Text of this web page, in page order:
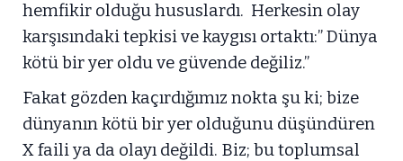
hemfikir olduğu hususlardı. Herkesin olay
karşısındaki tepkisi ve kaygısı ortaktı:” Dünya
kötü bir yer oldu ve güvende değiliz.”
Fakat gözden kaçırdığımız nokta şu ki; bize
dünyanın kötü bir yer olduğunu düşündüren
X faili ya da olayı değildi. Biz; bu toplumsal